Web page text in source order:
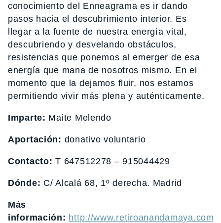
conocimiento del Enneagrama es ir dando
pasos hacia el descubrimiento interior. Es
llegar a la fuente de nuestra energía vital,
descubriendo y desvelando obstáculos,
resistencias que ponemos al emerger de esa
energía que mana de nosotros mismo. En el
momento que la dejamos fluir, nos estamos
permitiendo vivir más plena y auténticamente.
Imparte: Maite Melendo
Aportación: donativo voluntario
Contacto: T 647512278 – 915044429
Dónde: C/ Alcalá 68, 1º derecha. Madrid
Más
información: http://www.retiroanandamaya.com/